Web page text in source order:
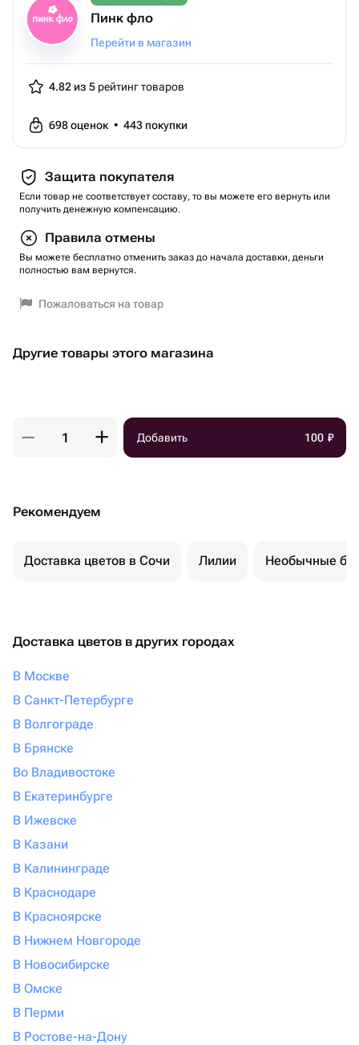
Пинк фло
Перейти в магазин
4.82 из 5 рейтинг товаров
698оценок • 443 покупки
Защита покупателя
Если товар не соответствует составу, то вы можете его вернуть или
получить денежную компенсацию.
Правила отмены
Вы можете бесплатно отменить заказ до начала доставки, деньги
полностью вам вернутся.
Пожаловаться на товар
Другие товары этого магазина
Добавить 100 ₽
Рекомендуем
Доставка цветов в Сочи Лилии Необычные
Доставка цветов в других городах
В Москве
В Санкт-Петербурге
В Волгограде
В Брянске
Во Владивостоке
В Екатеринбурге
В Ижевске
В Казани
В Калининграде
В Краснодаре
В Красноярске
В Нижнем Новгороде
В Новосибирске
В Омске
В Перми
В Ростове-на-Дону